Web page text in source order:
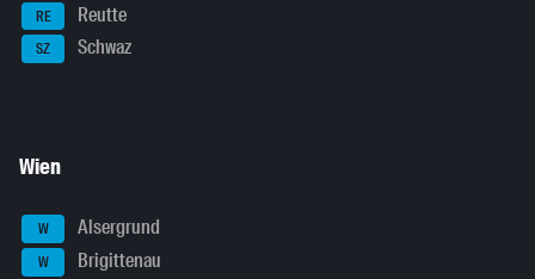
RE Reutte
SZ Schwaz
Wien
W Alsergrund
W Brigittenau